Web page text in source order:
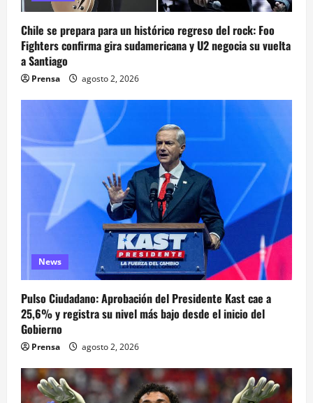
Chile se prepara para un histórico regreso del rock: Foo
Fighters confirma gira sudamericana y U2 negocia su vuelta
a Santiago
Prensa agosto 2, 2026
News
Pulso Ciudadano: Aprobación del Presidente Kast cae a
25,6% y registra su nivel más bajo desde el inicio del
Gobierno
Prensa agosto 2, 2026